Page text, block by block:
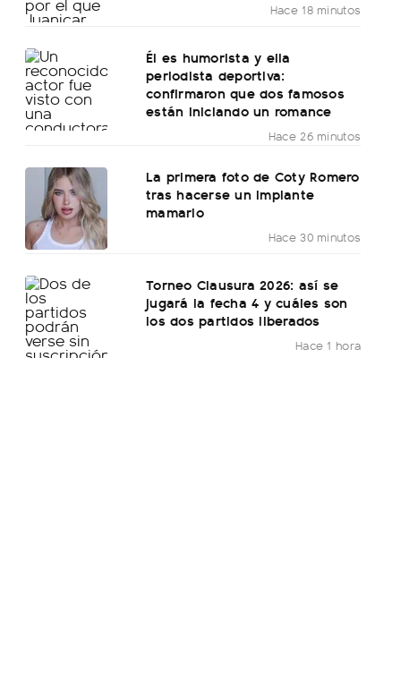
Hace 18 minutos
Él es humorista y ella
periodista deportiva:
confirmaron que dos famosos
están iniciando un romance
Hace 26 minutos
La primera foto de Coty Romero
tras hacerse un implante
mamario
Hace 30 minutos
Torneo Clausura 2026: así se
jugará la fecha 4 y cuáles son
los dos partidos liberados
Hace 1 hora